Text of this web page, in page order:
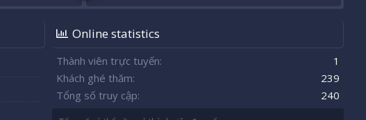
Online statistics
Thành viên trực tuyến
1
Khách ghé thăm
239
Tổng số truy cập
240